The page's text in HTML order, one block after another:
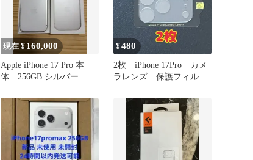
現在 ¥ 160,000
Apple iPhone 17 Pro 本
体 256GB シルバー
¥480
2枚 iPhone 17Pro カメ
ラレンズ 保護フィルム